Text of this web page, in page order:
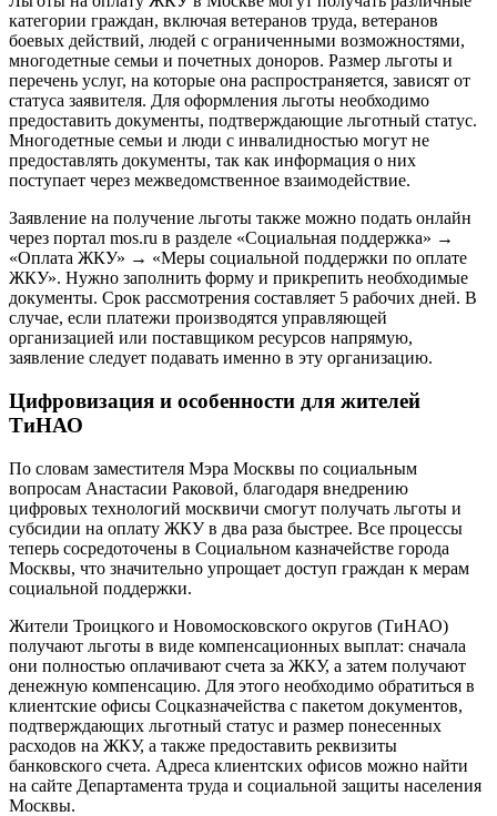
категории граждан, включая ветеранов труда, ветеранов
боевых действий, людей с ограниченными возможностями,
многодетные семьи и почетных доноров. Размер льготы и
перечень услуг, на которые она распространяется, зависят от
статуса заявителя. Для оформления льготы необходимо
предоставить документы, подтверждающие льготный статус.
Многодетные семьи и люди с инвалидностью могут не
предоставлять документы, так как информация о них
поступает через межведомственное взаимодействие.
Заявление на получение льготы также можно подать онлайн
через портал mos.ru в разделе «Социальная поддержка» →
«Оплата ЖКУ» → «Меры социальной поддержки по оплате
ЖКУ». Нужно заполнить форму и прикрепить необходимые
документы. Срок рассмотрения составляет 5 рабочих дней. В
случае, если платежи производятся управляющей
организацией или поставщиком ресурсов напрямую,
заявление следует подавать именно в эту организацию.
Цифровизация и особенности для жителей
ТиНАО
По словам заместителя Мэра Москвы по социальным
вопросам Анастасии Раковой, благодаря внедрению
цифровых технологий москвичи смогут получать льготы и
субсидии на оплату ЖКУ в два раза быстрее. Все процессы
теперь сосредоточены в Социальном казначействе города
Москвы, что значительно упрощает доступ граждан к мерам
социальной поддержки.
Жители Троицкого и Новомосковского округов (ТиНАО)
получают льготы в виде компенсационных выплат: сначала
они полностью оплачивают счета за ЖКУ, а затем получают
денежную компенсацию. Для этого необходимо обратиться в
клиентские офисы Соцказначейства с пакетом документов,
подтверждающих льготный статус и размер понесенных
расходов на ЖКУ, а также предоставить реквизиты
банковского счета. Адреса клиентских офисов можно найти
на сайте Департамента труда и социальной защиты населения
Москвы.